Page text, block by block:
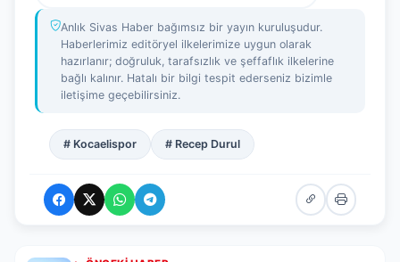
Anlık Sivas Haber bağımsız bir yayın kuruluşudur.
Haberlerimiz editöryel ilkelerimize uygun olarak
hazırlanır; doğruluk, tarafsızlık ve şeffaflık ilkelerine
bağlı kalınır. Hatalı bir bilgi tespit ederseniz bizimle
iletişime geçebilirsiniz.
# Kocaelispor # Recep Durul